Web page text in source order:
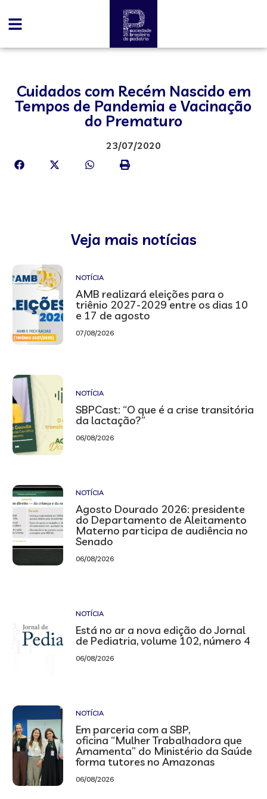
Cuidados com Recém Nascido em
Tempos de Pandemia e Vacinação
do Prematuro
23/07/2020
Veja mais notícias
NOTÍCIA
AMB realizará eleições para o
triênio 2027-2029 entre os dias 10
e 17 de agosto
07/08/2026
NOTÍCIA
SBPCast: “O que é a crise transitória
da lactação?”
06/08/2026
NOTÍCIA
Agosto Dourado 2026: presidente
do Departamento de Aleitamento
Materno participa de audiência no
Senado
06/08/2026
NOTÍCIA
Está no ar a nova edição do Jornal
de Pediatria, volume 102, número 4
06/08/2026
NOTÍCIA
Em parceria com a SBP,
oficina “Mulher Trabalhadora que
Amamenta” do Ministério da Saúde
forma tutores no Amazonas
06/08/2026